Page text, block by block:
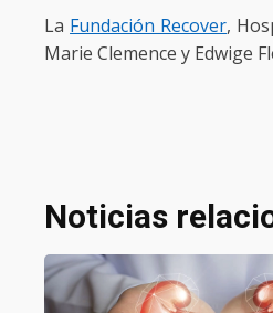
La Fundación Recover,
Marie Clemence y Edwige
Noticias